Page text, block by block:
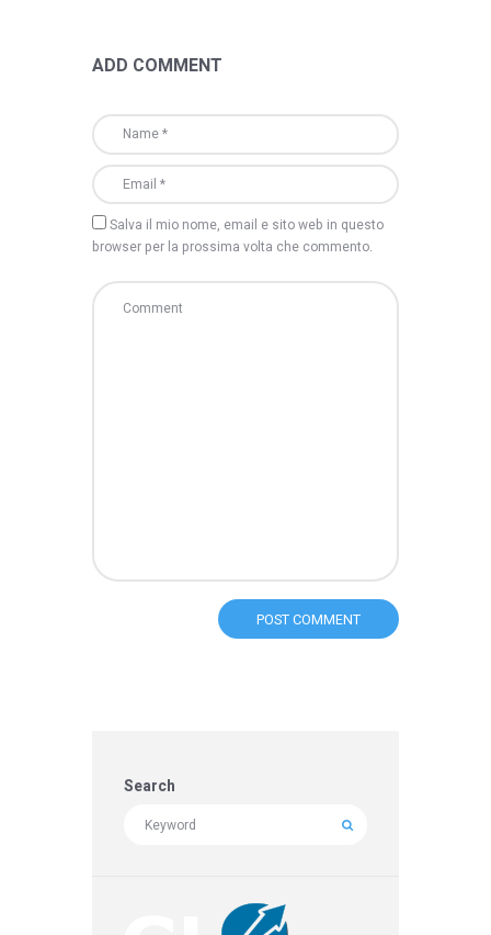
ADD COMMENT
Salva il mio nome, email e sito web in questo
browser per la prossima volta che commento.
Search